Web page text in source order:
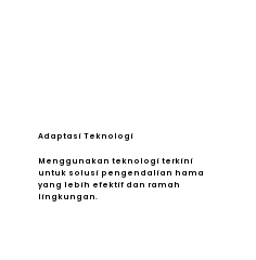
Adaptasi Teknologi
Menggunakan teknologi terkini
untuk solusi pengendalian hama
yang lebih efektif dan ramah
lingkungan.